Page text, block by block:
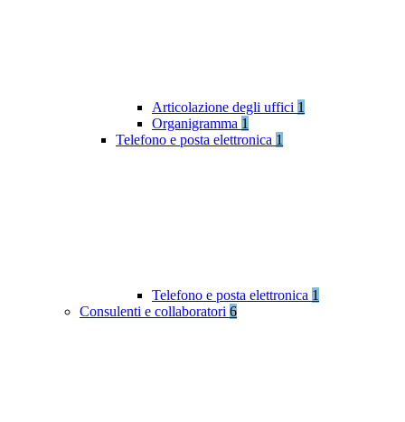
Articolazione degli uffici 1
Organigramma 1
Telefono e posta elettronica 1
Telefono e posta elettronica 1
Consulenti e collaboratori 6